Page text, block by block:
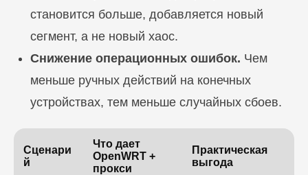
становится больше, добавляется новый
сегмент, а не новый хаос.
Снижение операционных ошибок. Чем
меньше ручных действий на конечных
устройствах, тем меньше случайных сбоев.
Сценари
й
Что дает
OpenWRT +
прокси
Практическая
выгода